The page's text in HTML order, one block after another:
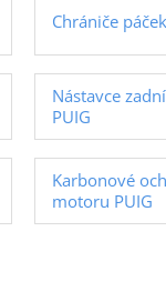
Chrániče
Nástavce
PUIG
Karbonové
motoru PUIG